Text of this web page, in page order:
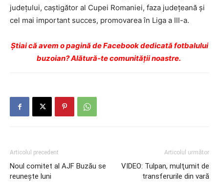
județului, caștigător al Cupei Romaniei, faza județeană și
cel mai important succes, promovarea în Liga a III-a.
Ştiai că avem o pagină de Facebook dedicată fotbalului
buzoian? Alătură-te comunității noastre.
Articolul precedent
Noul comitet al AJF Buzău se
reunește luni
Articolul următor
VIDEO: Tulpan, mulţumit de
transferurile din vară